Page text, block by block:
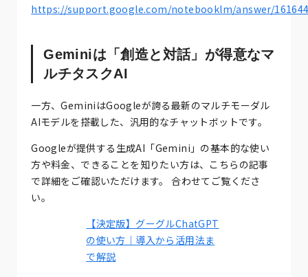
https://support.google.com/notebooklm/answer/
Geminiは「創造と対話」が得意なマ
ルチタスクAI
一方、GeminiはGoogleが誇る最新のマルチモーダル
AIモデルを搭載した、汎用的なチャットボットです。
Googleが提供する生成AI「Gemini」の基本的な使い
方や料金、できることを知りたい方は、こちらの記事
で詳細をご確認いただけます。 合わせてご覧くださ
い。
【決定版】グーグルChatGPT
の使い方｜導入から活用法ま
で解説